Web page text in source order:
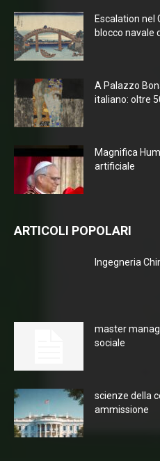
Escalation nel
blocco navale
A Palazzo
italiano: oltre
Magnifica
artificiale
ARTICOLI POPOLARI
Ingegneria
master
sociale
scienze della
ammissione